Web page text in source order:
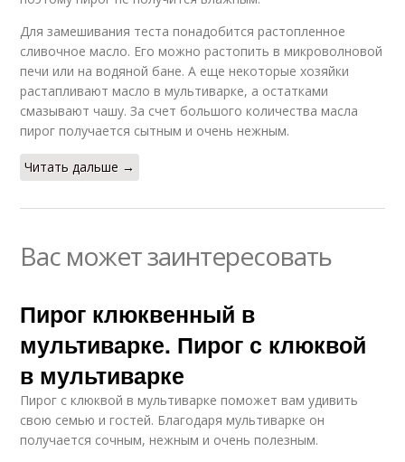
Для замешивания теста понадобится растопленное
сливочное масло. Его можно растопить в микроволновой
печи или на водяной бане. А еще некоторые хозяйки
растапливают масло в мультиварке, а остатками
смазывают чашу. За счет большого количества масла
пирог получается сытным и очень нежным.
Читать дальше →
Вас может заинтересовать
Пирог клюквенный в
мультиварке. Пирог с клюквой
в мультиварке
Пирог с клюквой в мультиварке поможет вам удивить
свою семью и гостей. Благодаря мультиварке он
получается сочным, нежным и очень полезным.